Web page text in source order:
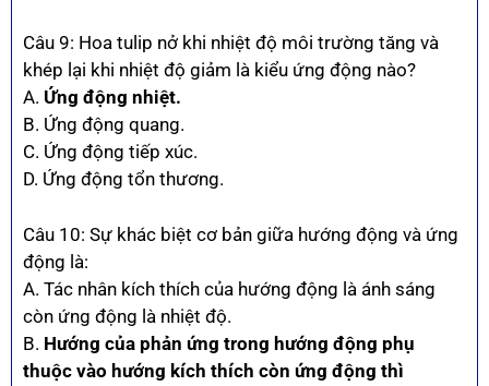
Câu 9: Hoa tulip nở khi nhiệt độ môi trường tăng và
khép lại khi nhiệt độ giảm là kiểu ứng động nào?
A. Ứng động nhiệt.
B. Ứng động quang.
C. Ứng động tiếp xúc.
D. Ứng động tổn thương.
Câu 10: Sự khác biệt cơ bản giữa hướng động và ứng
động là:
A. Tác nhân kích thích của hướng động là ánh sáng
còn ứng động là nhiệt độ.
B. Hướng của phản ứng trong hướng động phụ
thuộc vào hướng kích thích còn ứng động thì